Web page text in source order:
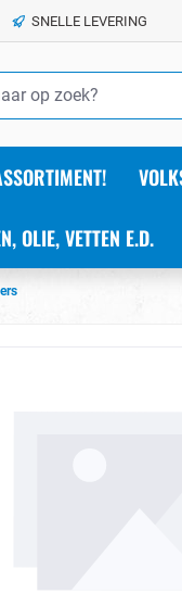
SNELLE LEVERING
OLIE, VETTEN E.D.